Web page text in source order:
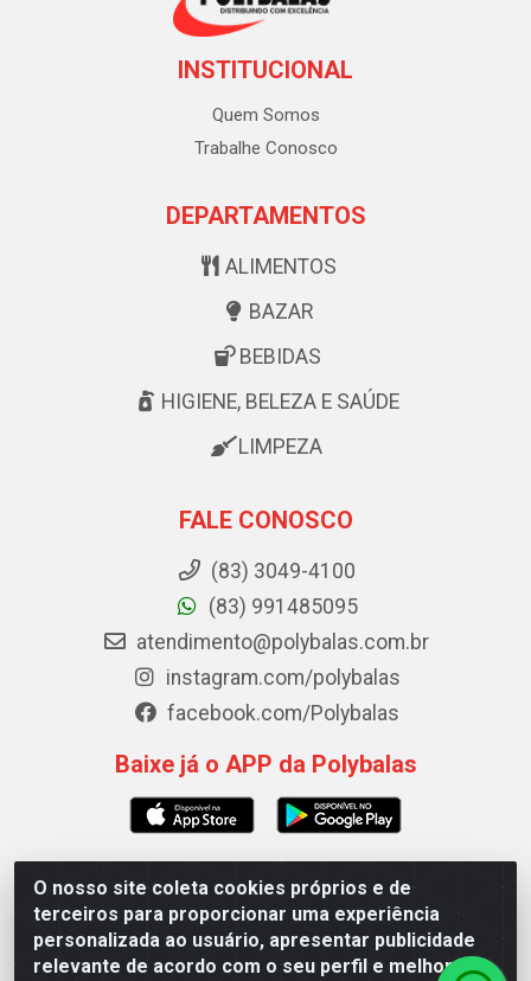
O nosso site coleta cookies próprios e de
terceiros para proporcionar uma experiência
personalizada ao usuário, apresentar publicidade
relevante de acordo com o seu perfil e melhorar a
INSTITUCIONAL
Quem Somos
Trabalhe Conosco
DEPARTAMENTOS
ALIMENTOS
BAZAR
BEBIDAS
HIGIENE, BELEZA E SAÚDE
LIMPEZA
FALE CONOSCO
(83) 3049-4100
(83) 991485095
atendimento@polybalas.com.br
instagram.com/polybalas
facebook.com/Polybalas
Baixe já o APP da Polybalas
Polybalas - Rua João Miguel de Souza, 173 Galpão B -
Ernesto Geisel, João Pessoa/PB - CEP 58.075-075 - CNPJ
00.909.327/0002-61